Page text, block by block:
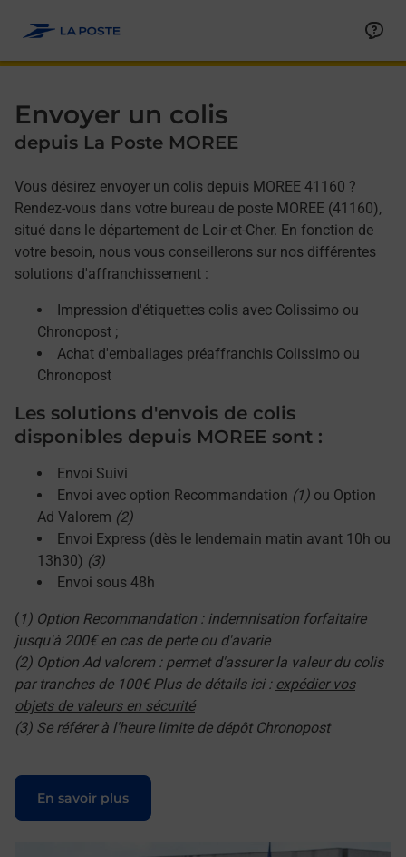
Envoyer un colis
depuis La Poste MOREE
Vous désirez envoyer un colis depuis MOREE 41160 ?
Rendez-vous dans votre bureau de poste MOREE (41160),
situé dans le département de Loir-et-Cher. En fonction de
votre besoin, nous vous conseillerons sur nos différentes
solutions d'affranchissement :
Impression d'étiquettes colis avec Colissimo ou
Chronopost ;
Achat d'emballages préaffranchis Colissimo ou
Chronopost
Les solutions d'envois de colis
disponibles depuis MOREE sont :
Envoi Suivi
Envoi avec option Recommandation (1) ou Option
Ad Valorem (2)
Envoi Express (dès le lendemain matin avant 10h ou
13h30) (3)
Envoi sous 48h
( 1) Option Recommandation : indemnisation forfaitaire
jusqu'à 200€ en cas de perte ou d'avarie
(2) Option Ad valorem : permet d'assurer la valeur du colis
par tranches de 100€ Plus de détails ici : expédier vos
objets de valeurs en sécurité
(3) Se référer à l'heure limite de dépôt Chronopost
En savoir plus
Le lien s'ouvre dans un nouvel onglet